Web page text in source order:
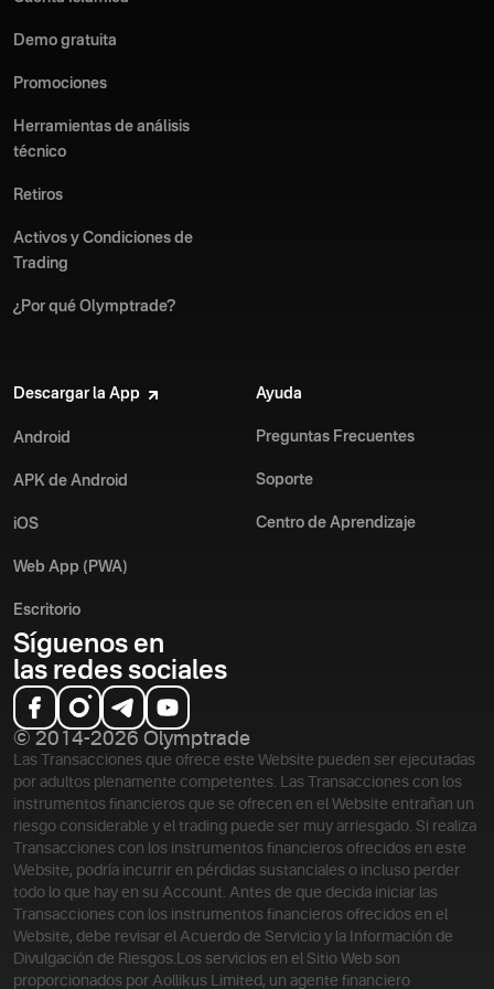
Demo gratuita
Promociones
Herramientas de análisis
técnico
Retiros
Activos y Condiciones de
Trading
¿Por qué Olymptrade?
Descargar la App
Android
APK de Android
iOS
Web App (PWA)
Escritorio
Ayuda
Preguntas Frecuentes
Soporte
Centro de Aprendizaje
Síguenos en
las redes sociales
© 2014-2026 Olymptrade
Las Transacciones que ofrece este Website pueden ser ejecutadas
por adultos plenamente competentes. Las Transacciones con los
instrumentos financieros que se ofrecen en el Website entrañan un
riesgo considerable y el trading puede ser muy arriesgado. Si realiza
Transacciones con los instrumentos financieros ofrecidos en este
Website, podría incurrir en pérdidas sustanciales o incluso perder
todo lo que hay en su Account. Antes de que decida iniciar las
Transacciones con los instrumentos financieros ofrecidos en el
Website, debe revisar el Acuerdo de Servicio y la Información de
Divulgación de Riesgos. Los servicios en el Sitio Web son
proporcionados por Aollikus Limited, un agente financiero